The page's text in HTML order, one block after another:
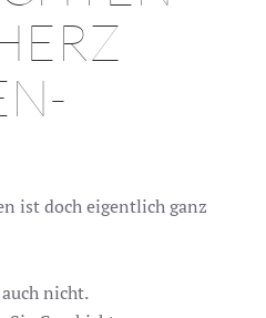
ist doch eigentlich ganz
nicht.